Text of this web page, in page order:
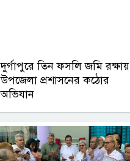
দুর্গাপুরে তিন ফসলি জমি রক্ষায়
উপজেলা প্রশাসনের কঠোর
অভিযান